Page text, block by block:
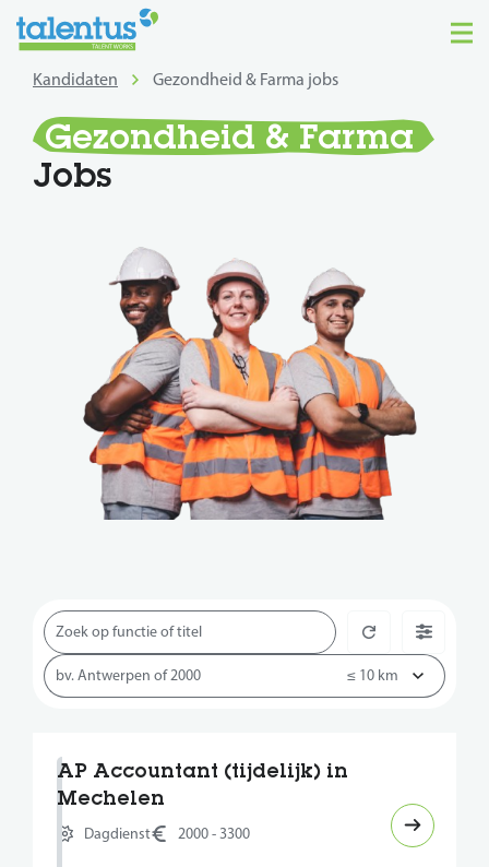
Kandidaten Gezondheid & Farma jobs
Gezondheid & Farma
Jobs
AP Accountant (tijdelijk) in
Mechelen
Dagdienst 2000 - 3300